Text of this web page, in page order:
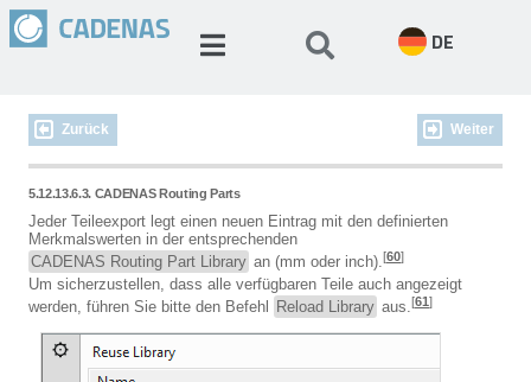
DE
Zurück Weiter
5.12.13.6.3. CADENAS Routing Parts
Jeder Teileexport legt einen neuen Eintrag mit den definierten
Merkmalswerten in der entsprechenden
CADENAS Routing Part Library an (mm oder inch).[60]
Um sicherzustellen, dass alle verfügbaren Teile auch angezeigt
werden, führen Sie bitte den Befehl
Reload Library aus.[61]